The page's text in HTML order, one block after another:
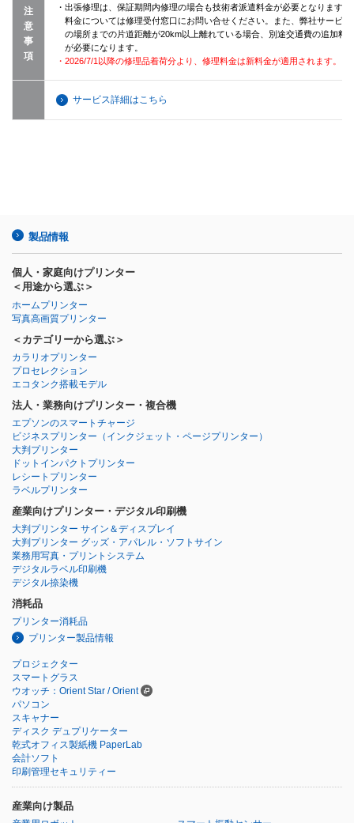
注
意
事
項
・出張修理は、保証期間内修理の場合も技術者派遣料金が必要となります
料金については修理受付窓口にお問い合せください。また、弊社サービ
の場所までの片道距離が20km以上離れている場合、別途交通費の追加
が必要になります。
・2026/7/1以降の修理品着荷分より、修理料金は新料金が適用されます。
サービス詳細はこちら
製品情報
個人・家庭向けプリンター
＜用途から選ぶ＞
ホームプリンター
写真高画質プリンター
＜カテゴリーから選ぶ＞
カラリオプリンター
プロセレクション
エコタンク搭載モデル
法人・業務向けプリンター・複合機
エプソンのスマートチャージ
ビジネスプリンター （インクジェット・ページプリンター）
大判プリンター
ドットインパクトプリンター
レシートプリンター
ラベルプリンター
産業向けプリンター・デジタル印刷機
大判プリンター サイン＆ディスプレイ
大判プリンター グッズ・アパレル・ソフトサイン
業務用写真・プリントシステム
デジタルラベル印刷機
デジタル捺染機
消耗品
プリンター消耗品
プリンター製品情報
プロジェクター
スマートグラス
ウオッチ：Orient Star / Orient
パソコン
スキャナー
ディスク デュプリケーター
乾式オフィス製紙機 PaperLab
会計ソフト
印刷管理セキュリティー
産業向け製品